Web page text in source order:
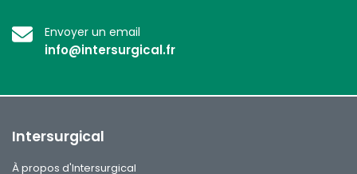
Envoyer un email
info@intersurgical.fr
Intersurgical
À propos d'Intersurgical